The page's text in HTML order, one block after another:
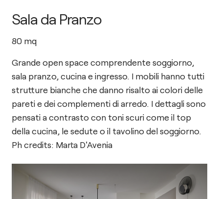
Sala da Pranzo
80 mq
Grande open space comprendente soggiorno,
sala pranzo, cucina e ingresso. I mobili hanno tutti
strutture bianche che danno risalto ai colori delle
pareti e dei complementi di arredo. I dettagli sono
pensati a contrasto con toni scuri come il top
della cucina, le sedute o il tavolino del soggiorno.
Ph credits: Marta D'Avenia